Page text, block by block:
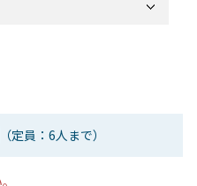
（定員：6人まで）